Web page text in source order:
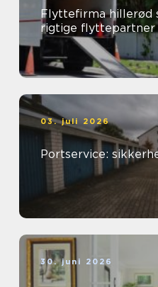
Flyttefirma hillerød sådan vælger du den
rigtige flyttepartner
03. juli 2026
Portservice:
30. juni 2026